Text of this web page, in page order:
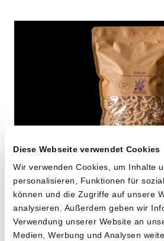
Diese Webseite verwendet Cookies
Wir verwenden Cookies, um Inhalte
personalisieren, Funktionen für
können und die Zugriffe auf unsere
analysieren. Außerdem geben wir
Verwendung unserer Website an
Medien, Werbung und Analysen
Hörnli aus
von SlowGrow aus